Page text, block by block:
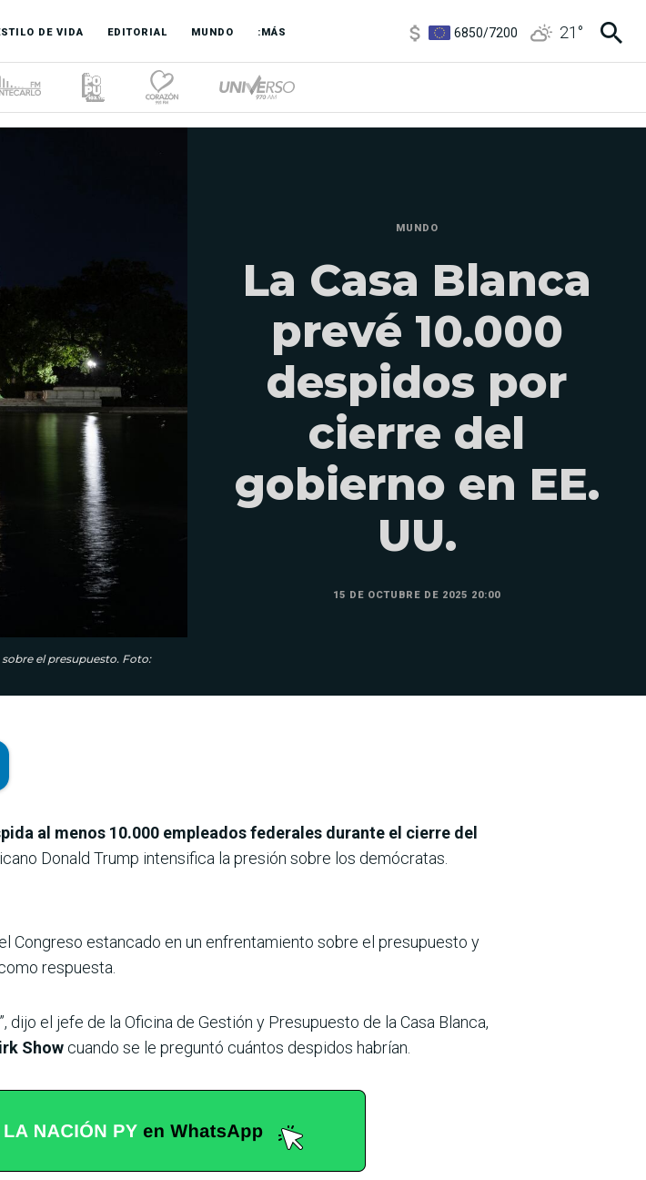
DE VIDA EDITORIAL MUNDO :MÁS
5900/5960 21 °
el presupuesto. Foto:
MUNDO
La Casa Blanca
prevé 10.000
despidos por
cierre del
gobierno en EE.
UU.
15 DE OCTUBRE DE 2025 20:00
al menos 10.000 empleados federales durante el cierre del
Donald Trump intensifica la presión sobre los demócratas.
Congreso estancado en un enfrentamiento sobre el presupuesto y
respuesta.
el jefe de la Oficina de Gestión y Presupuesto de la Casa Blanca,
Show cuando se le preguntó cuántos despidos habrían.